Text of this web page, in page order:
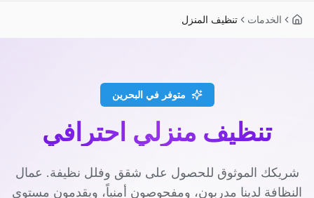
الخدمات تنظيف المنزل
متوفر في البحرين
تنظيف منزلي احترافي
شريكك الموثوق للحصول على شقق وفلل نظيفة. عمال
النظافة لدينا مدربون، ومفحوصون أمنياً، ويقدمون مستوى